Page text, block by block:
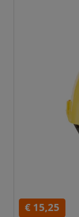
€ 15,25